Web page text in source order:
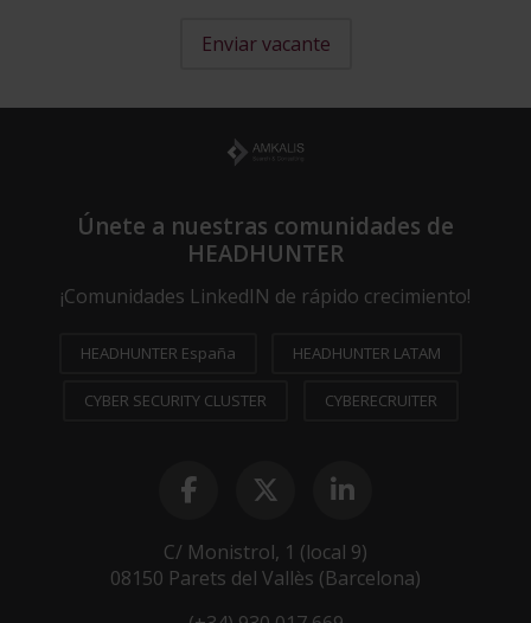
Enviar vacante
Únete a nuestras comunidades de
HEADHUNTER
¡Comunidades LinkedIN de rápido crecimiento!
HEADHUNTER España HEADHUNTER LATAM
CYBER SECURITY CLUSTER CYBERECRUITER
C/ Monistrol, 1 (local 9)
08150 Parets del Vallès (Barcelona)